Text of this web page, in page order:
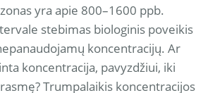
yra apie 800–1600 ppb.
stebimas biologinis poveikis
koncentracijų. Ar
koncentracija, pavyzdžiui, iki
Trumpalaikis koncentracijos